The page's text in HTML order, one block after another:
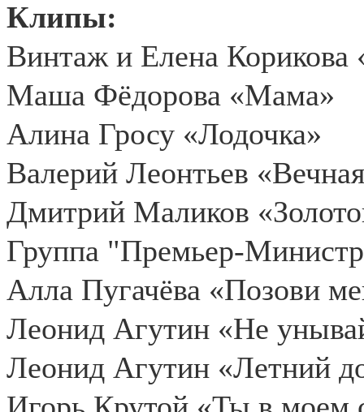
Клипы:
Винтаж и Елена Корикова
Маша Фёдорова «Мама»
Алина Гросу «Лодочка»
Валерий Леонтьев
Дмитрий Маликов
Группа "Премьер-
Алла Пугачёва «Позови
Леонид Агутин «Не
Леонид Агутин «Летний